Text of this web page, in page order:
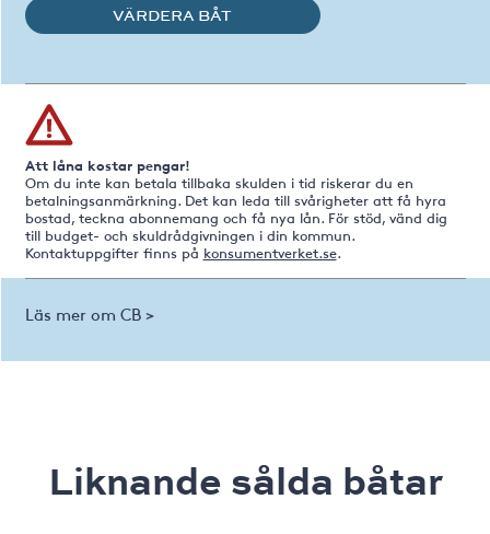
VÄRDERA BÅT
Att låna kostar pengar!
Om du inte kan betala tillbaka skulden i tid riskerar du en
betalningsanmärkning. Det kan leda till svårigheter att få hyra
bostad, teckna abonnemang och få nya lån. För stöd, vänd dig
till budget- och skuldrådgivningen i din kommun.
Kontaktuppgifter finns på konsumentverket.se.
Läs mer om CB >
Liknande sålda båtar